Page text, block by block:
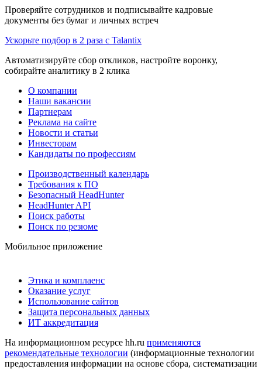
Проверяйте сотрудников и подписывайте кадровые
документы без бумаг и личных встреч
Ускорьте подбор в 2 раза с Talantix
Автоматизируйте сбор откликов, настройте воронку,
собирайте аналитику в 2 клика
О компании
Наши вакансии
Партнерам
Реклама на сайте
Новости и статьи
Инвесторам
Кандидаты по профессиям
Производственный календарь
Требования к ПО
Безопасный HeadHunter
HeadHunter API
Поиск работы
Поиск по резюме
Мобильное приложение
Этика и комплаенс
Оказание услуг
Использование сайтов
Защита персональных данных
ИТ аккредитация
На информационном ресурсе hh.ru применяются
рекомендательные технологии (информационные технологии
предоставления информации на основе сбора, систематизации